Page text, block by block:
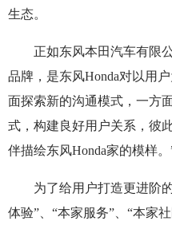
生态。
正如东风本田汽车有限公
品牌，是东风Honda对以用
面探索新的沟通模式，一方
式，构建良好用户关系，彼
伴描绘东风Honda家的模样。
为了给用户打造更进阶的
体验”、“本家服务”、“本家